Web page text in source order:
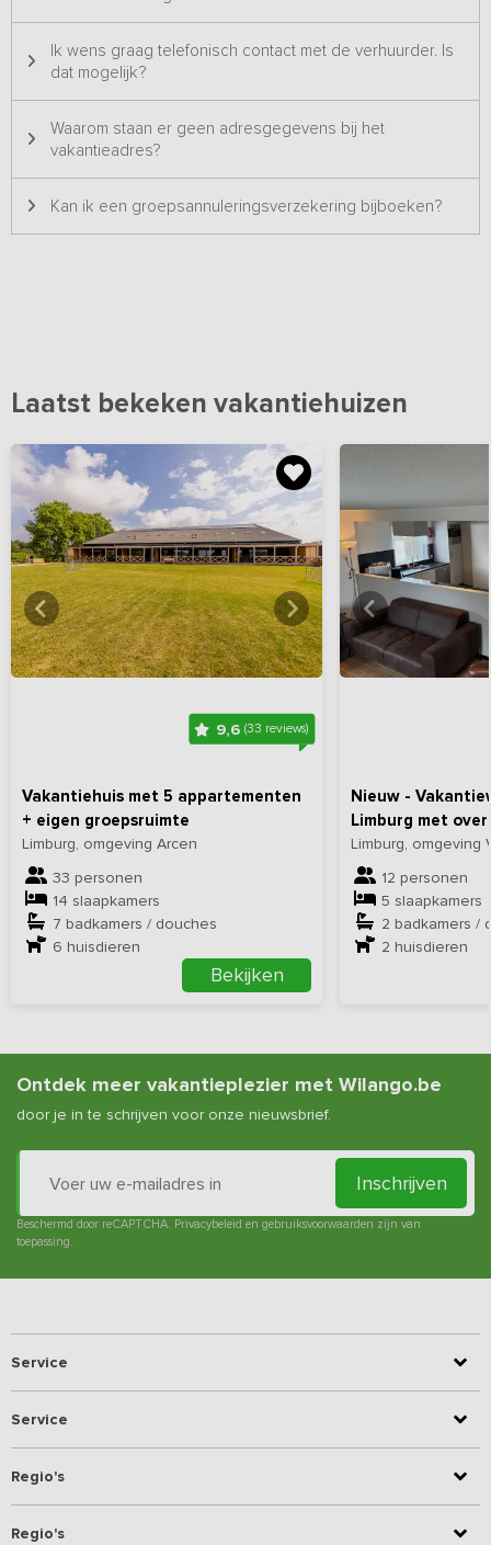
authentieke plattelandssfeer, waardoor je hier echt even ontsnapt
aan de drukte van alledag.
Ik wens graag telefonisch contact met de verhuurder. Is
dat mogelijk?
Waarom staan er geen adresgegevens bij het
vakantieadres?
Kan ik een groepsannuleringsverzekering bijboeken?
Laatst bekeken vakantiehuizen
9,6 (33 reviews)
Vakantiehuis met 5 appartementen
+ eigen groepsruimte
Limburg, omgeving Arcen
33 personen
14 slaapkamers
7 badkamers / douches
6 huisdieren
Bekijken
Bekijkhieralle foto's
Nieuw -
Limburg met
Limburg, omgeving
12 personen
5 slaapkamers
2 badkamers /
2 huisdieren
Bekijk
Ontdek meer vakantieplezier met Wilango.be
door je in te schrijven voor onze nieuwsbrief.
Inschrijven
Beschermd door reCAPTCHA. Privacybeleid en gebruiksvoorwaarden zijn van
toepassing.
Service
Service
Regio's
Regio's